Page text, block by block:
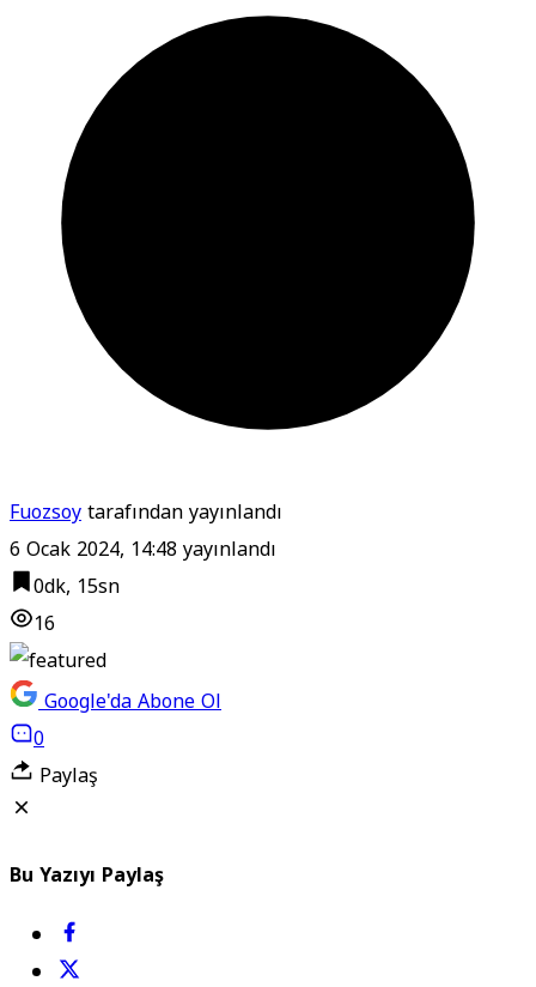
Fuozsoytarafından yayınlandı
6 Ocak 2024, 14:48yayınlandı
0dk, 15sn
16
Google'da Abone Ol
0
Paylaş
Bu Yazıyı Paylaş